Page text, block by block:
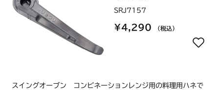
SRJ7157
¥4,290 （税込）
スイングオーブン コンビネーションレンジ用の料理用ハネで